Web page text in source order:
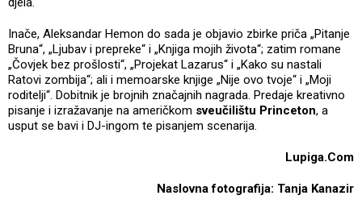
Inače, Aleksandar Hemon do sada je objavio zbirke priča „Pitanje
Bruna“, „Ljubav i prepreke“ i „Knjiga mojih života“; zatim romane
„Čovjek bez prošlosti“, „Projekat Lazarus“ i „Kako su nastali
Ratovi zombija“; ali i memoarske knjige „Nije ovo tvoje“ i „Moji
roditelji“. Dobitnik je brojnih značajnih nagrada. Predaje kreativno
pisanje i izražavanje na američkom sveučilištu Princeton, a
usput se bavi i DJ-ingom te pisanjem scenarija.
Lupiga.Com
Naslovna fotografija: Tanja Kanazir